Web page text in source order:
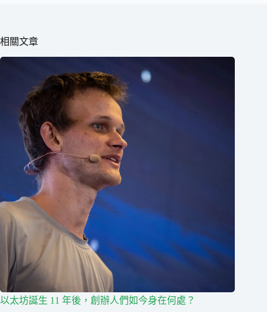
相關文章
以太坊誕生 11 年後，創辦人們如今身在何處？